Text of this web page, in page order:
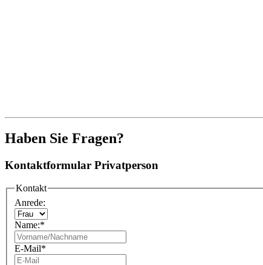
Haben Sie Fragen?
Kontaktformular Privatperson
Kontakt
Anrede:
Name:*
E-Mail*